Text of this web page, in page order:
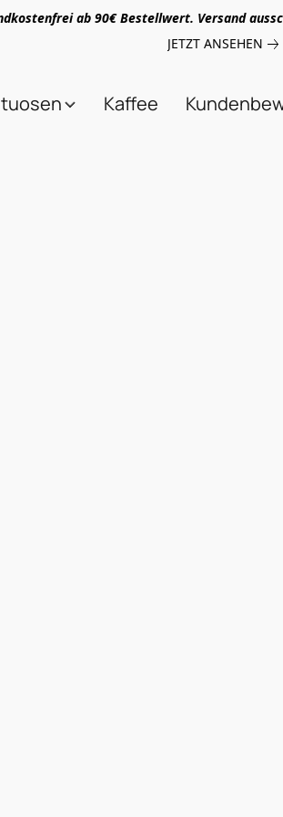
ab 90€ Bestellwert. Versand
JETZT ANSEHEN
Kaffee